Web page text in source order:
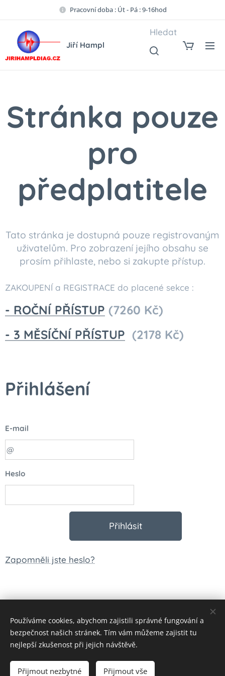
Pracovní doba : Út - Pá : 9-16hod
Jiří Hampl
Hledat
Stránka pouze
pro
předplatitele
Tato stránka je dostupná pouze registrovaným
uživatelům. Pro zobrazení jejího obsahu se
prosím přihlaste, nebo si zakupte přístup.
ZAKOUPENÍ a REGISTRACE do placené sekce :
- ROČNÍ PŘÍSTUP (7260 Kč)
- 3 MĚSÍČNÍ PŘÍSTUP (2178 Kč)
Přihlášení
E-mail
Heslo
Přihlásit
Zapomněli jste heslo?
© 2023 Všechna práva vyhrazena
Cookies
CZK Kč
EUR €
Používáme cookies, abychom zajistili správné fungování a
bezpečnost našich stránek. Tím vám můžeme zajistit tu
nejlepší zkušenost při jejich návštěvě.
Přijmout nezbytné Přijmout vše